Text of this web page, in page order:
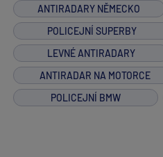
ANTIRADARY NĚMECKO
POLICEJNÍ SUPERBY
LEVNÉ ANTIRADARY
ANTIRADAR NA MOTORCE
POLICEJNÍ BMW